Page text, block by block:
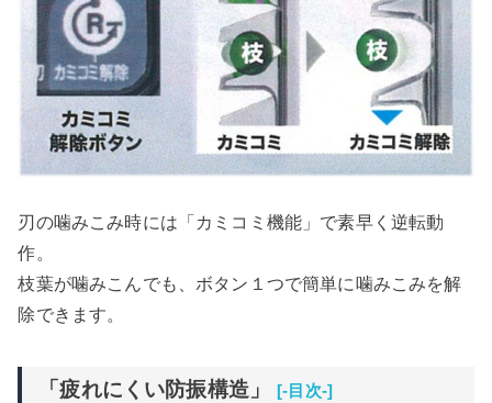
刃の噛みこみ時には「カミコミ機能」で素早く逆転動
作。
枝葉が噛みこんでも、ボタン１つで簡単に噛みこみを解
除できます。
「疲れにくい防振構造」 [-目次-]